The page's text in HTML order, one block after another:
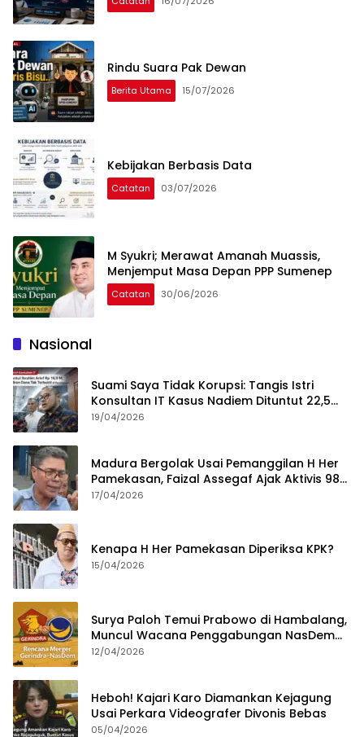
Rindu Suara Pak Dewan
Berita Utama 15/07/2026
Kebijakan Berbasis Data
Catatan 03/07/2026
M Syukri; Merawat Amanah Muassis,
Menjemput Masa Depan PPP Sumenep
Catatan 30/06/2026
Nasional
Suami Saya Tidak Korupsi: Tangis Istri
Konsultan IT Kasus Nadiem Dituntut 22,5
Tahun
19/04/2026
Madura Bergolak Usai Pemanggilan H Her
Pamekasan, Faizal Assegaf Ajak Aktivis 98
Bongkar Permainan KPK
17/04/2026
Kenapa H Her Pamekasan Diperiksa KPK?
15/04/2026
Surya Paloh Temui Prabowo di Hambalang,
Muncul Wacana Penggabungan NasDem
dan Gerindra
12/04/2026
Heboh! Kajari Karo Diamankan Kejagung
Usai Perkara Videografer Divonis Bebas
05/04/2026